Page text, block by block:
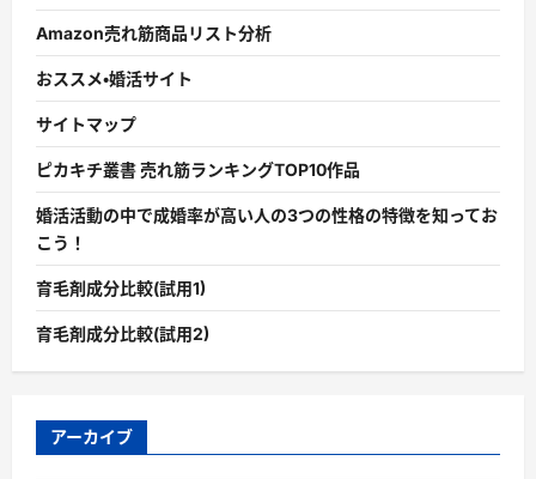
Amazon売れ筋商品リスト分析
おススメ・婚活サイト
サイトマップ
ピカキチ叢書 売れ筋ランキングTOP10作品
婚活活動の中で成婚率が高い人の3つの性格の特徴を知ってお
こう！
育毛剤成分比較(試用1)
育毛剤成分比較(試用2)
アーカイブ